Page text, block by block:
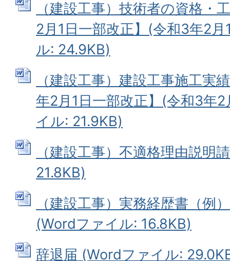
（建設工事）技術者の資格・
2月1日一部改正】(令和3年2
ル: 24.9KB)
（建設工事）建設工事施工実
年2月1日一部改正】(令和3年
イル: 21.9KB)
（建設工事）不適格理由説明
21.8KB)
（建設工事）実務経歴書（例
(Wordファイル: 16.8KB)
辞退届 (Wordファイル: